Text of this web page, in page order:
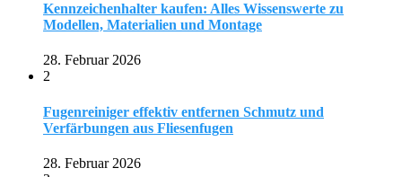
Kennzeichenhalter kaufen: Alles Wissenswerte zu
Modellen, Materialien und Montage
28. Februar 2026
2
Fugenreiniger effektiv entfernen Schmutz und
Verfärbungen aus Fliesenfugen
28. Februar 2026